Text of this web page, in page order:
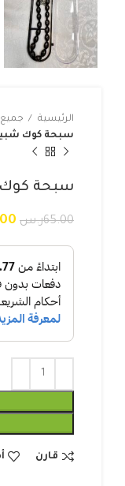
الرئيسية جميع
سبحة كوك
سبحة كوك
65.00ر.س
قارن